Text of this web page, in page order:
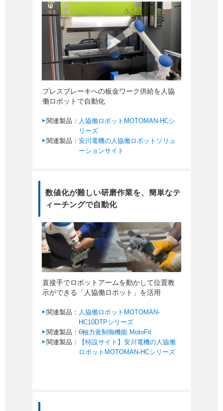
プレスブレーキへの板金ワーク供給を人協
働ロボットで自動化
関連製品： 人協働ロボットMOTOMAN-HCシ
リーズ
関連製品： 安川電機の人協働ロボットソリュ
ーションサイト
数値化が難しい研磨作業を、簡単なテ
ィーチングで自動化
直接手でロボットアームを動かして位置教
示ができる「人協働ロボット」を活用
関連製品： 人協働ロボットMOTOMAN-
HC10DTPシリーズ
関連製品： 6軸力覚制御機能 MotoFit
関連製品：
【特設サイト】安川電機の人協働
ロボットMOTOMAN-HCシリーズ